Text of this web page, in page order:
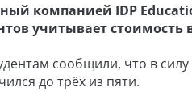
компанией IDP
учитывает
сообщили, что в
до трёх из пяти.